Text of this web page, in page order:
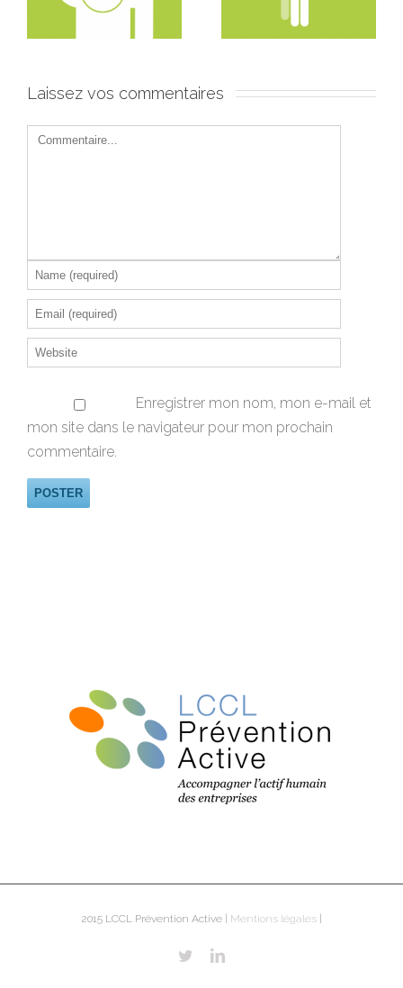
Laissez vos commentaires
Enregistrer mon nom, mon e-mail et
mon site dans le navigateur pour mon prochain
commentaire.
2015 LCCL Prévention Active | Mentions légales